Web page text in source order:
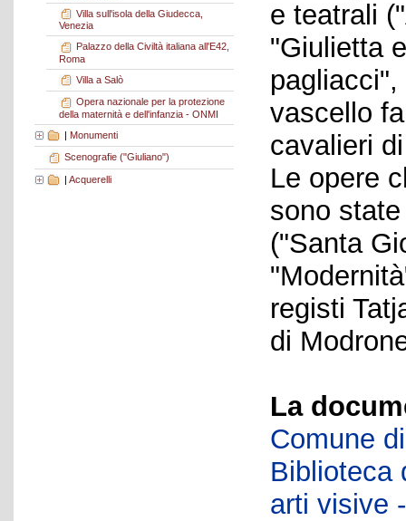
Villa sull'isola della Giudecca,
Venezia
Palazzo della Civiltà italiana all'E42,
Roma
Villa a Salò
Opera nazionale per la protezione
della maternità e dell'infanzia - ONMI
| Monumenti
Scenografie ("Giuliano")
| Acquerelli
e teatrali
"Giulietta
vascello
cavalieri
Le opere
sono
("Santa
registi
di
La
Comune
Biblioteca
arti visive